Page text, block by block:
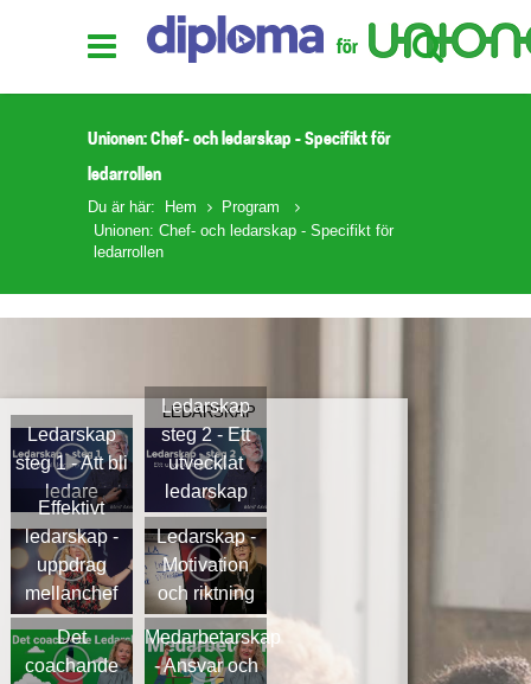
Unionen: Chef- och ledarskap - Specifikt för
ledarrollen
Du är här: Hem
Program
Unionen: Chef- och ledarskap - Specifikt för
ledarrollen
LEDARSKAP
Ledarskap
steg 1 - Att bli
ledare
Ledarskap
steg 2 - Ett
utvecklat
ledarskap
Effektivt
ledarskap -
uppdrag
mellanchef
Ledarskap -
Motivation
och riktning
Det
coachande
Medarbetarskap
- Ansvar och